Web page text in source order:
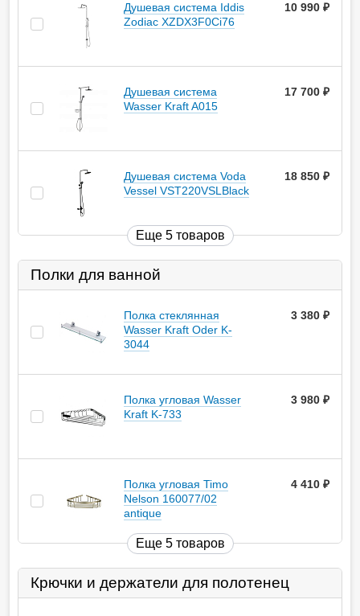
Душевая система Iddis
Zodiac XZDX3F0Ci76
10 990
Душевая система
Wasser Kraft A015
17 700
Душевая система Voda
Vessel VST220VSLBlack
18 850
Еще 5 товаров
Полки для ванной
Полка стеклянная
Wasser Kraft Oder K-
3044
3 380
Полка угловая Wasser
Kraft K-733
3 980
Полка угловая Timo
Nelson 160077/02
antique
4 410
Еще 5 товаров
Крючки и держатели для полотенец